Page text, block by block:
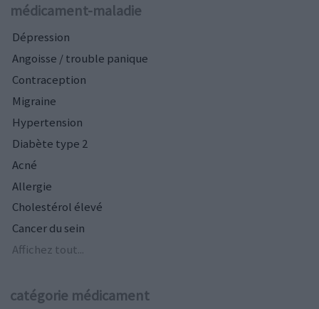
médicament-maladie
Dépression
Angoisse / trouble panique
Contraception
Migraine
Hypertension
Diabète type 2
Acné
Allergie
Cholestérol élevé
Cancer du sein
Affichez tout...
catégorie médicament